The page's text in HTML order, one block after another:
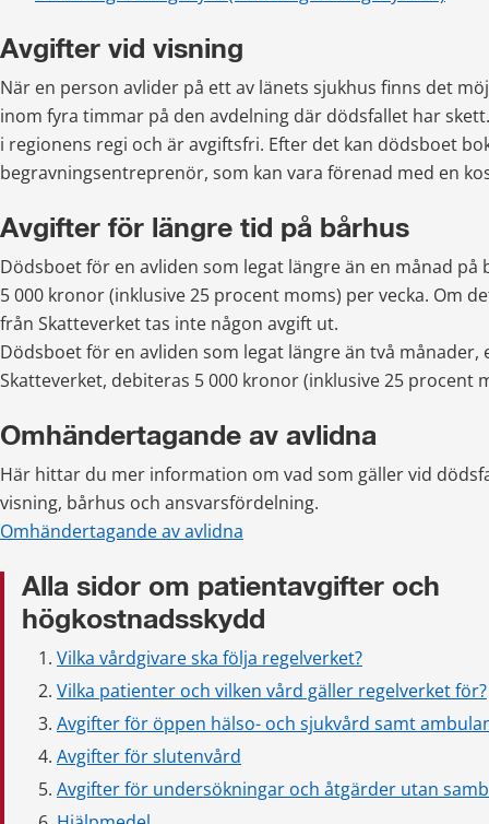
Avgifter vid visning
När en person avlider på ett av länets sjukhus finns det
inom fyra timmar på den avdelning där dödsfallet har
i regionens regi och är avgiftsfri. Efter det kan dödsboet
begravningsentreprenör, som kan vara förenad med en
Avgifter för längre tid på bårhus
Dödsboet för en avliden som legat längre än en månad på
5 000 kronor (inklusive 25 procent moms) per vecka. Om
från Skatteverket tas inte någon avgift ut.
Dödsboet för en avliden som legat längre än två månader,
Skatteverket, debiteras 5 000 kronor (inklusive 25 procent
Omhändertagande av avlidna
Här hittar du mer information om vad som gäller vid
visning, bårhus och ansvarsfördelning.
Omhändertagande av avlidna
Alla sidor om patientavgifter och
högkostnadsskydd
Vilka vårdgivare ska följa regelverket?
Vilka patienter och vilken vård gäller regelverket för?
Avgifter för öppen hälso- och sjukvård samt
Avgifter för slutenvård
Avgifter för undersökningar och åtgärder utan